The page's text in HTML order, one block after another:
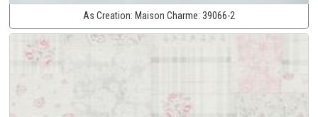
As Creation: Maison Charme: 39066-2